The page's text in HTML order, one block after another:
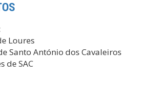
Loures
Santo António dos Cavaleiros
de SAC